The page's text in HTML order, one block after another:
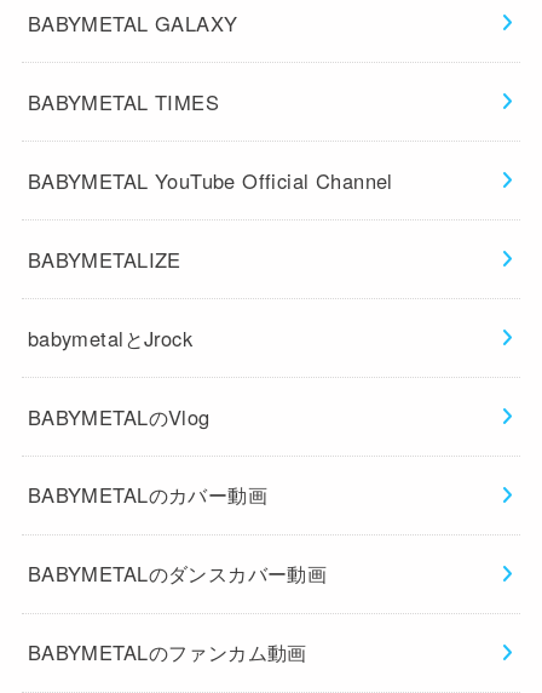
BABYMETAL GALAXY
BABYMETAL TIMES
BABYMETAL YouTube Official Channel
BABYMETALIZE
babymetalとJrock
BABYMETALのVlog
BABYMETALのカバー動画
BABYMETALのダンスカバー動画
BABYMETALのファンカム動画